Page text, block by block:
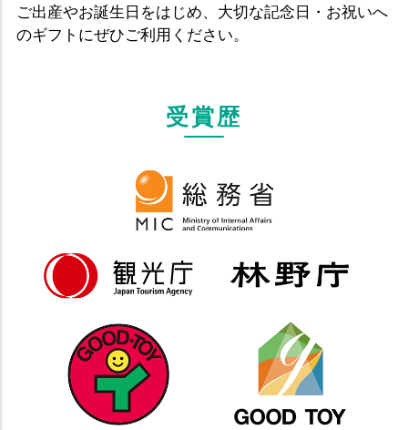
ご出産やお誕生日をはじめ、大切な記念日・お祝いへ
のギフトにぜひご利用ください。
受賞歴